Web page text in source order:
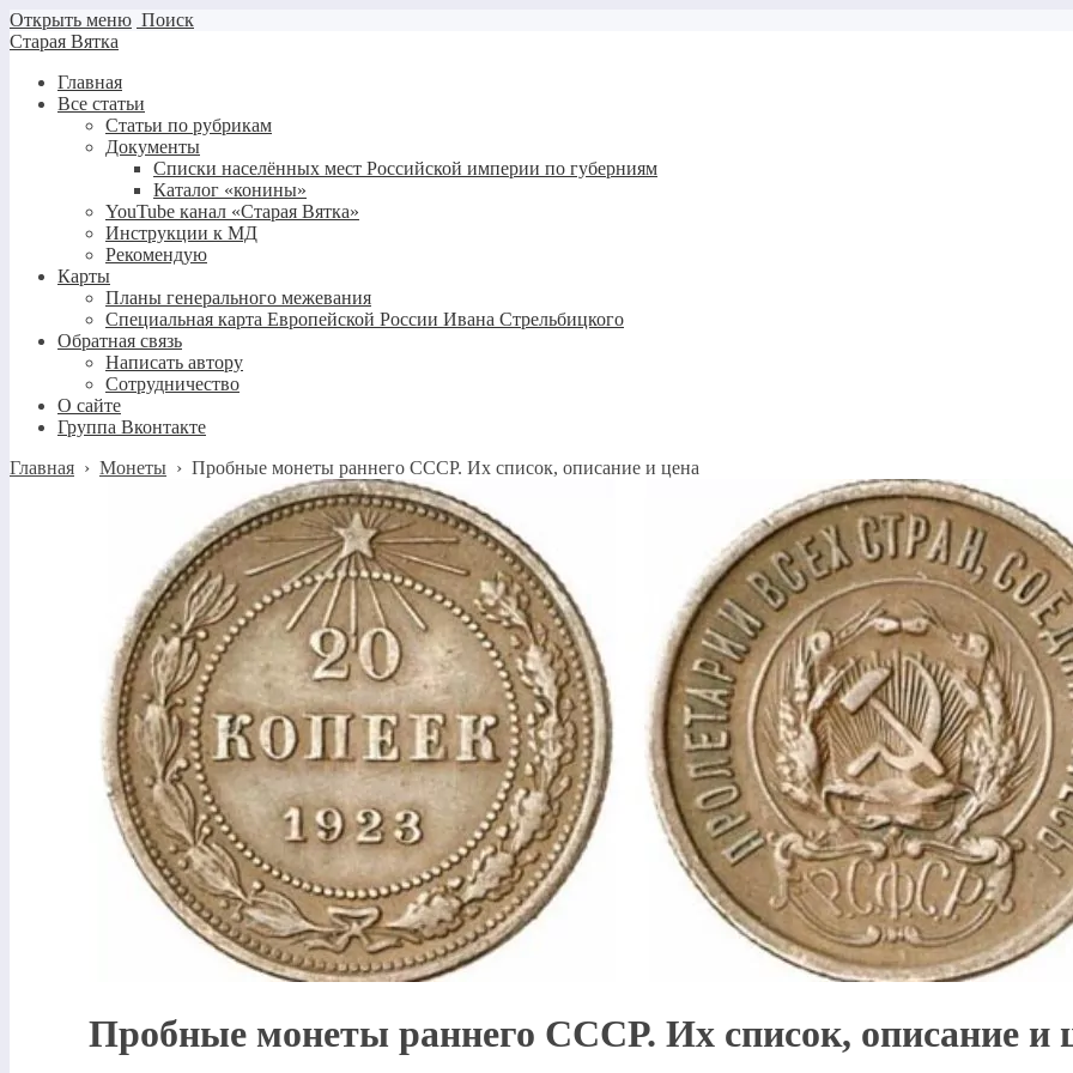
Открыть меню Поиск
Старая Вятка
Главная
Все статьи
Статьи по рубрикам
Документы
Списки населённых мест Российской империи по губерниям
Каталог «конины»
YouTube канал «Старая Вятка»
Инструкции к МД
Рекомендую
Карты
Планы генерального межевания
Специальная карта Европейской России Ивана Стрельбицкого
Обратная связь
Написать автору
Сотрудничество
О сайте
Группа Вконтакте
Главная › Монеты › Пробные монеты раннего СССР. Их список, описание и цена
Пробные монеты раннего СССР. Их список, описание и